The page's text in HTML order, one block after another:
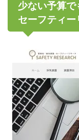
少ない予算
セーフティー